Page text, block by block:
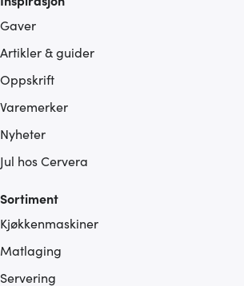
Gaver
Artikler & guider
Oppskrift
Varemerker
Nyheter
Jul hos Cervera
Sortiment
Kjøkkenmaskiner
Matlaging
Servering